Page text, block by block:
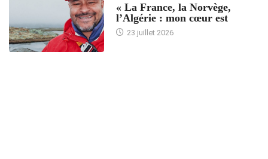
« La France, la Norvège,
l’Algérie : mon cœur est
23 juillet 2026